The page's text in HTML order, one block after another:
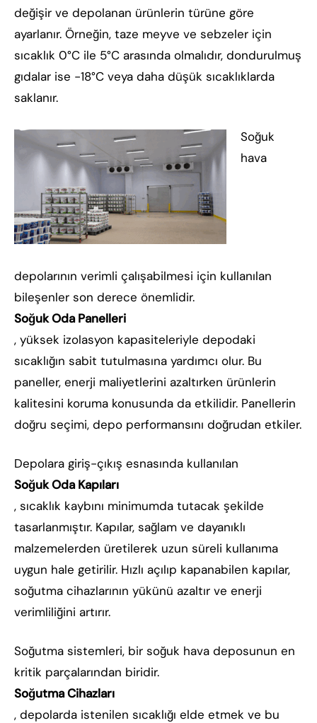
değişir ve depolanan ürünlerin türüne göre
ayarlanır. Örneğin, taze meyve ve sebzeler için
sıcaklık 0°C ile 5°C arasında olmalıdır, dondurulmuş
gıdalar ise -18°C veya daha düşük sıcaklıklarda
saklanır.
Soğuk
hava
depolarının verimli çalışabilmesi için kullanılan
bileşenler son derece önemlidir.
Soğuk Oda Panelleri
, yüksek izolasyon kapasiteleriyle depodaki
sıcaklığın sabit tutulmasına yardımcı olur. Bu
paneller, enerji maliyetlerini azaltırken ürünlerin
kalitesini koruma konusunda da etkilidir. Panellerin
doğru seçimi, depo performansını doğrudan etkiler.
Depolara giriş-çıkış esnasında kullanılan
Soğuk Oda Kapıları
, sıcaklık kaybını minimumda tutacak şekilde
tasarlanmıştır. Kapılar, sağlam ve dayanıklı
malzemelerden üretilerek uzun süreli kullanıma
uygun hale getirilir. Hızlı açılıp kapanabilen kapılar,
soğutma cihazlarının yükünü azaltır ve enerji
verimliliğini artırır.
Soğutma sistemleri, bir soğuk hava deposunun en
kritik parçalarından biridir.
Soğutma Cihazları
, depolarda istenilen sıcaklığı elde etmek ve bu